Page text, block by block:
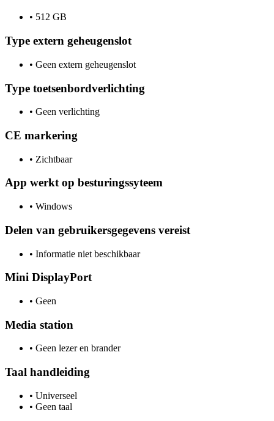
• 512 GB
Type extern geheugenslot
• Geen extern geheugenslot
Type toetsenbordverlichting
• Geen verlichting
CE markering
• Zichtbaar
App werkt op besturingssyteem
• Windows
Delen van gebruikersgegevens vereist
• Informatie niet beschikbaar
Mini DisplayPort
• Geen
Media station
• Geen lezer en brander
Taal handleiding
• Universeel
• Geen taal